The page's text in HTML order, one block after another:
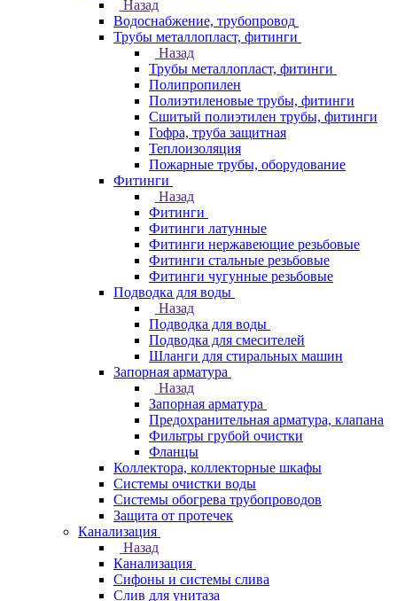
Назад
Водоснабжение, трубопровод
Трубы металлопласт, фитинги
Назад
Трубы металлопласт, фитинги
Полипропилен
Полиэтиленовые трубы, фитинги
Сшитый полиэтилен трубы, фитинги
Гофра, труба защитная
Теплоизоляция
Пожарные трубы, оборудование
Фитинги
Назад
Фитинги
Фитинги латунные
Фитинги нержавеющие резьбовые
Фитинги стальные резьбовые
Фитинги чугунные резьбовые
Подводка для воды
Назад
Подводка для воды
Подводка для смесителей
Шланги для стиральных машин
Запорная арматура
Назад
Запорная арматура
Предохранительная арматура, клапана
Фильтры грубой очистки
Фланцы
Коллектора, коллекторные шкафы
Системы очистки воды
Системы обогрева трубопроводов
Защита от протечек
Канализация
Назад
Канализация
Сифоны и системы слива
Слив для унитаза